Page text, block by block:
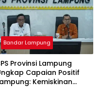
Bandar Lampung
Provinsi Lampung
Capaian Positif
Kemiskinan